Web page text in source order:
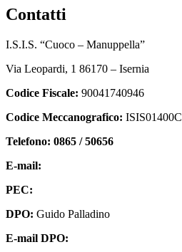
contatti
I.S.I.S. “Cuoco – Manuppella”
Via Leopardi, 1 86170 – Isernia
Codice Fiscale: 90041740946
Codice Meccanografico: ISIS01400C
Telefono: 0865 / 50656
E-mail:
PEC:
DPO: Guido Palladino
E-mail DPO: